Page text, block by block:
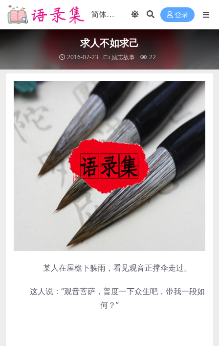
登录
求人不如求己
2016-07-23 励志故事 22
某人在屋檐下躲雨，看见观音正撑伞走过。
这人说：“观音菩萨，普度一下众生吧，带我一段如
何？”